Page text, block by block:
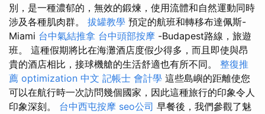
別，是一種濃郁的，無效的鍛煉，使用流體和自然運動同時
涉及各種肌肉群。 拔罐教學 預定的航班和轉移布達佩斯-
Miami 台中氣結推拿 台中頭部按摩 -Budapest路線，旅遊
班。 這種假期將比在海灘酒店度假少得多，而且即使與昂
貴的酒店相比，接球機艙的生活舒適也有所不同。 整復推
薦 optimization 中文 記帳士 會計學 這些島嶼的距離使您
可以在航行時一次訪問幾個國家，因此這種旅行的印象令人
印象深刻。 台中西屯按摩 seo公司 早餐後，我們參觀了魅